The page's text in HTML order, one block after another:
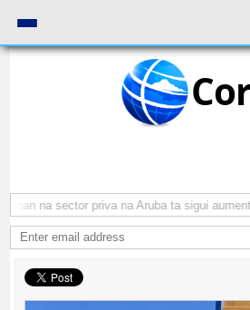
na sector priva na Aruba ta sigui aumenta